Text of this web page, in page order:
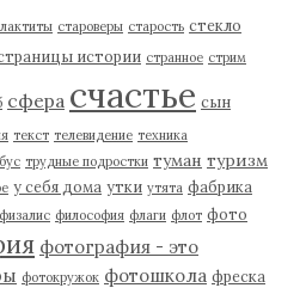
староверы старость стекло
истории странное стрим
сфера счастье сын
текст телевидение техника
трудные подростки туман туризм
у себя дома утки утята фабрика
физалис философия флаги флот фото
фотография - это
фотокружок фотошкола фреска